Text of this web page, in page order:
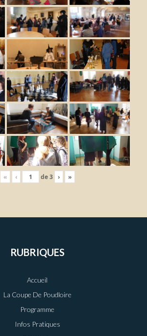
« ‹ de3 › »
RUBRIQUES
Accueil
La Coupe De Poudloire
Programme
Infos Pratiques